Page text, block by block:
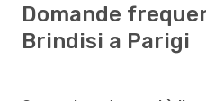
Domande
Brindisi a Parigi